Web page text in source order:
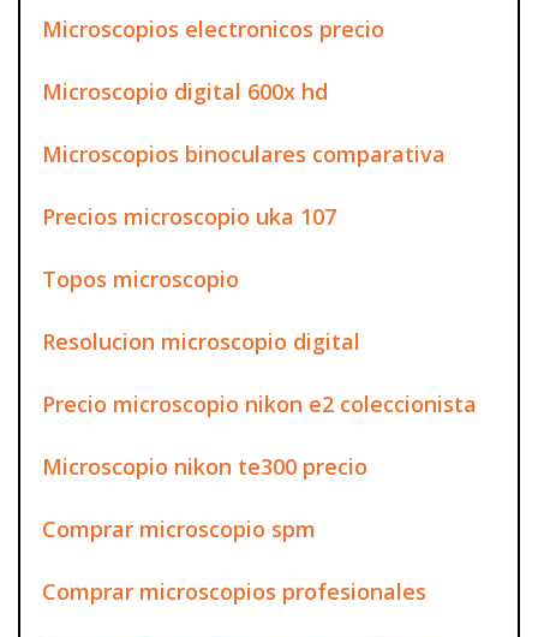
Microscopios electronicos precio
Microscopio digital 600x hd
Microscopios binoculares comparativa
Precios microscopio uka 107
Topos microscopio
Resolucion microscopio digital
Precio microscopio nikon e2 coleccionista
Microscopio nikon te300 precio
Comprar microscopio spm
Comprar microscopios profesionales